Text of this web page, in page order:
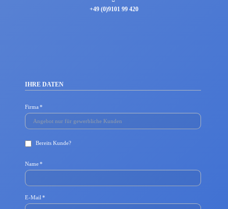
+49 (0)9101 99 420
IHRE DATEN
Pflichtfeld
Firma *
Bereits Kunde?
Pflichtfeld
Name*
P
f
E-Mail *